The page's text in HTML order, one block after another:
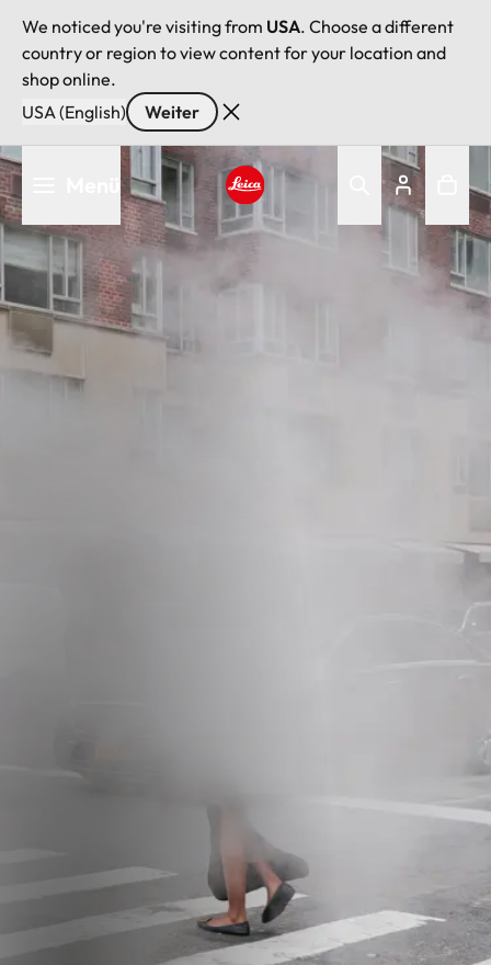
We noticed you're visiting from USA. Choose a different
country or region to view content for your location and
shop online.
USA (English)
Weiter
Direkt
zum
Inhalt
Leica logo - Home